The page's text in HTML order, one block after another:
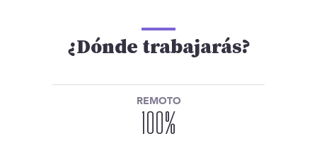
¿Dónde trabajarás?
REMOTO
100%